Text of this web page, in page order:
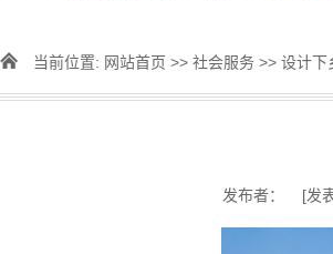
当前位置: 网站首页 >> 社会服务 >> 设计下
发布者： [发